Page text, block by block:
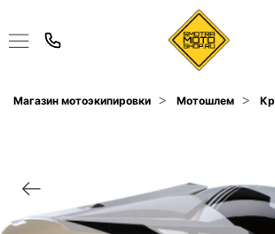
Магазин мотоэкипировки Мотошлем